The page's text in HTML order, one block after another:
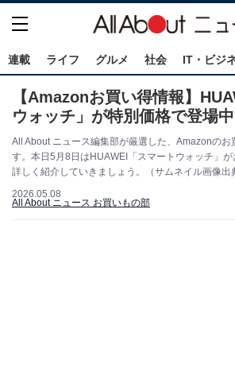
連載 ライフ グルメ 社会 IT・ビジ
【Amazonお買い得情報】
ウォッチ」が特別価格で登場中
All About ニュース編集部が厳選した、Amazonのお
す。本日5月8日はHUAWEI「スマートウォッチ」が
詳しく紹介していきましょう。（サムネイル画像出
2026.05.08
All About ニュース お買いもの部